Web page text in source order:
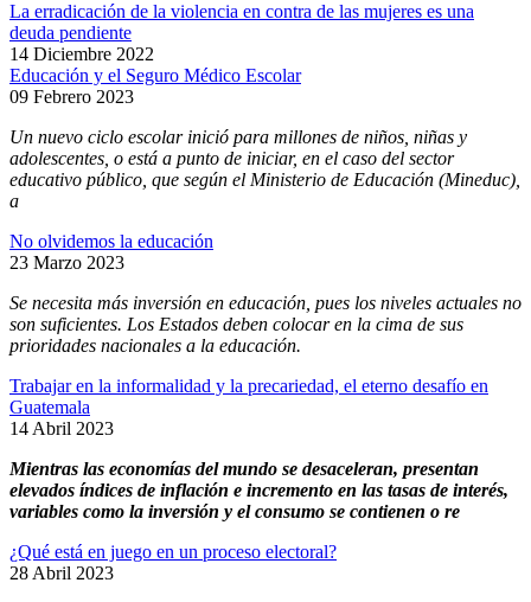
La erradicación de la violencia en contra de las mujeres es una
deuda pendiente
14 Diciembre 2022
Educación y el Seguro Médico Escolar
09 Febrero 2023
Un nuevo ciclo escolar inició para millones de niños, niñas y
adolescentes, o está a punto de iniciar, en el caso del sector
educativo público, que según el Ministerio de Educación (Mineduc),
a
No olvidemos la educación
23 Marzo 2023
Se necesita más inversión en educación, pues los niveles actuales no
son suficientes. Los Estados deben colocar en la cima de sus
prioridades nacionales a la educación.
Trabajar en la informalidad y la precariedad, el eterno desafío en
Guatemala
14 Abril 2023
Mientras las economías del mundo se desaceleran, presentan
elevados índices de inflación e incremento en las tasas de interés,
variables como la inversión y el consumo se contienen o re
¿Qué está en juego en un proceso electoral?
28 Abril 2023